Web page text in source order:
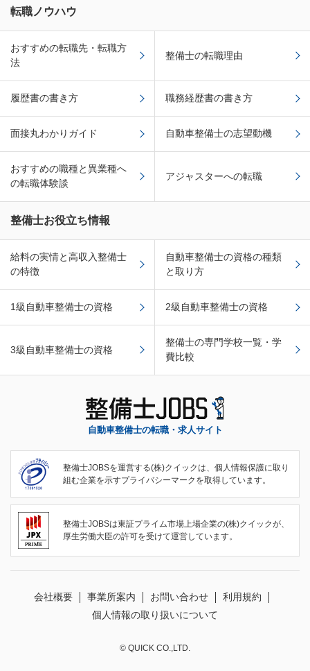
転職ノウハウ
おすすめの転職先・転職方
法
整備士の転職理由
履歴書の書き方 職務経歴書の書き方
面接丸わかりガイド 自動車整備士の志望動機
おすすめの職種と異業種へ
の転職体験談
アジャスターへの転職
整備士お役立ち情報
給料の実情と高収入整備士
の特徴
自動車整備士の資格の種類
と取り方
1級自動車整備士の資格 2級自動車整備士の資格
3級自動車整備士の資格
整備士の専門学校一覧・学
費比較
自動車整備士の転職・求人サイト
整備士JOBSを運営する(株)クイックは、個人情報保護に取り
組む企業を示すプライバシーマークを取得しています。
整備士JOBSは東証プライム市場上場企業の(株)クイックが、
厚生労働大臣の許可を受けて運営しています。
会社概要 事業所案内 お問い合わせ
利用規約
個人情報の取り扱いについて
© QUICK CO.,LTD.